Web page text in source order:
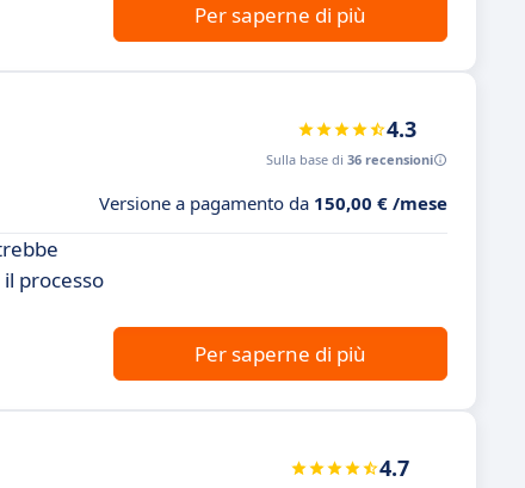
Per saperne di più
4.3
Sulla base di 36 recensioni
Versione a pagamento da 150,00 € /mese
processo
Per saperne di più
4.7